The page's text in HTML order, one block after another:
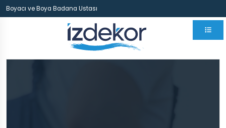
Boyacı ve Boya Badana Ustası